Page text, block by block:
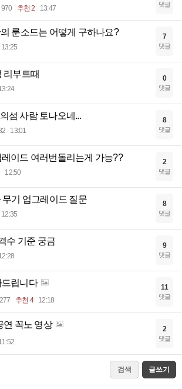
970 추천 2 13:47 댓글
룬소드는 어떻게 구하나요?
13:25
7
댓글
리부트때 0
댓글
섬 사람 토나오네...
13:01
8
댓글
이드 여러번돌리는게 가능??
12:50
2
댓글
기 업그레이드 질문
12:35
8
댓글
수 기준 궁금 9
댓글
드립니다
추천 4 12:18
11
댓글
연 꼭노 영상 2
댓글
검색 글쓰기